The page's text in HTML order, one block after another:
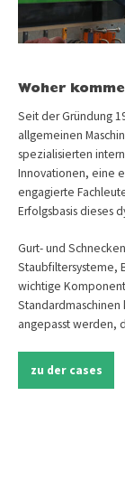
Woher
Seit der Gründung
allgemeinen
spezialisierten
Innovationen, eine
engagierte
Erfolgsbasis dieses
Gurt- und
Staubfiltersysteme,
wichtige
angepasst werden,
zu der cases